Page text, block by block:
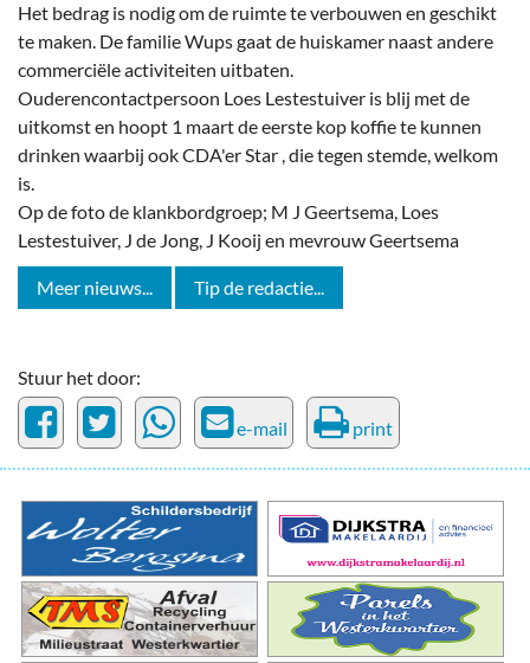
Het bedrag is nodig om de ruimte te verbouwen en geschikt
te maken. De familie Wups gaat de huiskamer naast andere
commerciële activiteiten uitbaten.
Ouderencontactpersoon Loes Lestestuiver is blij met de
uitkomst en hoopt 1 maart de eerste kop koffie te kunnen
drinken waarbij ook CDA'er Star , die tegen stemde, welkom
is.
Op de foto de klankbordgroep; M J Geertsema, Loes
Lestestuiver, J de Jong, J Kooij en mevrouw Geertsema
Meer nieuws... Tip de redactie...
Stuur het door:
e-mail print